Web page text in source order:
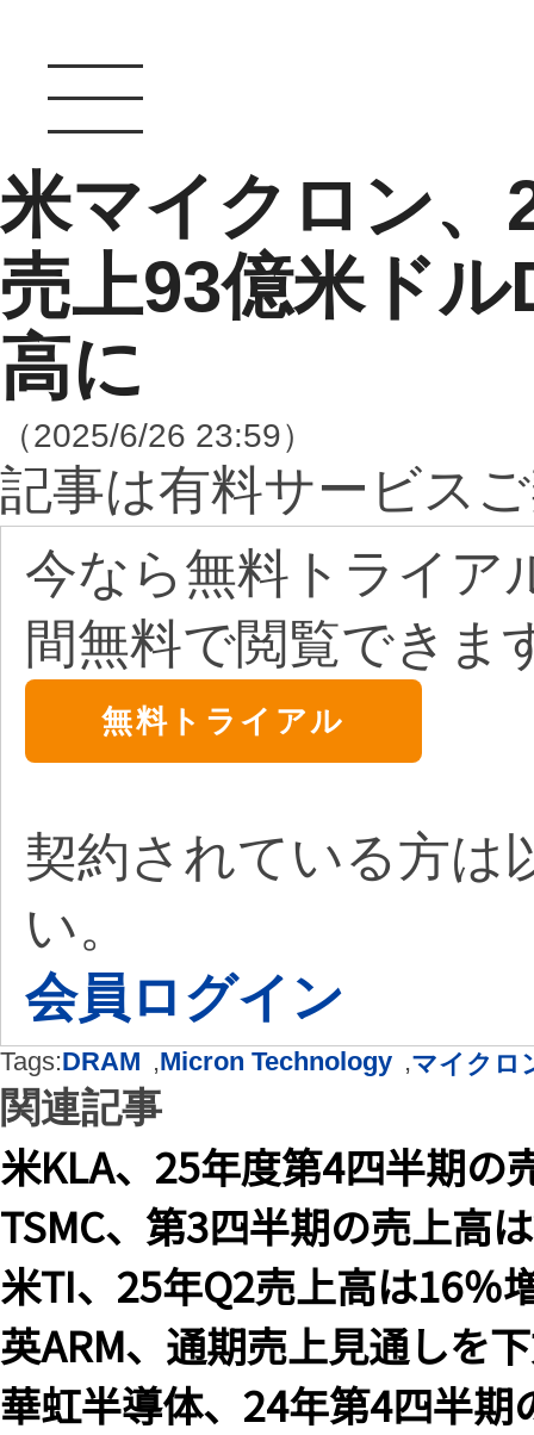
米マイクロン、
売上93億米ド
高に
（2025/6/26 23:59）
記事は有料サービス
今なら無料トライア
間無料で閲覧できま
無料トライアル
契約されている方は
い。
会員ログイン
Tags:DRAM ,Micron Technology ,マイクロ
関連記事
米KLA、25年度第4四半期の
TSMC、第3四半期の売上高
米TI、25年Q2売上高は16％
英ARM、通期売上見通しを
華虹半導体、24年第4四半